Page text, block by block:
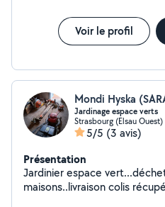
Voir le profil
Mondi Hyska
Jardinage espace verts
Strasbourg (Elsau Ouest)
5/5 (3 avis)
Présentation
Jardinier espace
maisons..livraison colis